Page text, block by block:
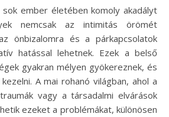
nemcsak az intimitás örömét
önbizalomra és a párkapcsolatok
hatással lehetnek. Ezek a belső
gyakran mélyen gyökereznek, és
A mai rohanó világban, ahol a
vagy a társadalmi elvárások
ezeket a problémákat, különösen